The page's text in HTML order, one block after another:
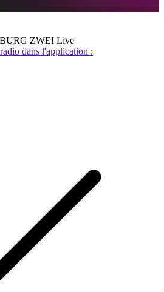
ZWEI Live
dans l'application :